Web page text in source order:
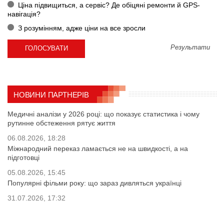
Ціна підвищиться, а сервіс? Де обіцяні ремонти й GPS-
навігація?
З розумінням, адже ціни на все зросли
Результати
НОВИНИ ПАРТНЕРІВ
Медичні аналізи у 2026 році: що показує статистика і чому
рутинне обстеження рятує життя
06.08.2026, 18:28
Міжнародний переказ ламається не на швидкості, а на
підготовці
05.08.2026, 15:45
Популярні фільми року: що зараз дивляться українці
31.07.2026, 17:32